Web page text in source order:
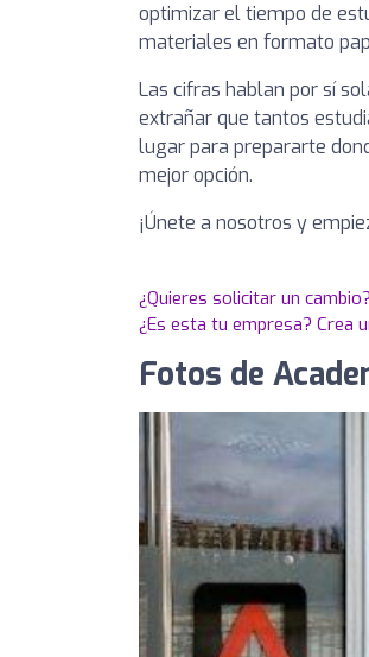
optimizar el tiempo de
materiales en formato
Las cifras hablan por sí
extrañar que tantos
lugar para prepararte
mejor opción.
¡Únete a nosotros y
¿Quieres solicitar un cambio?
¿Es esta tu empresa? Crea
Fotos de